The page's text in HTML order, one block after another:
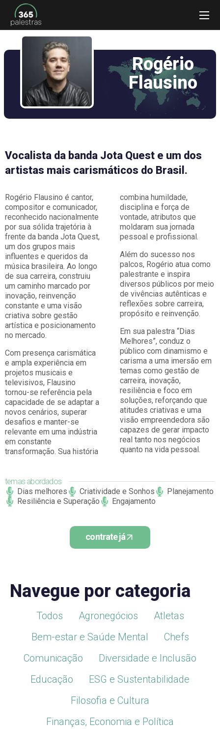
Rogério
Flausino
Vocalista da banda Jota Quest e um dos
artistas mais carismáticos do Brasil.
Rogério Flausino é cantor,
compositor e comunicador,
reconhecido nacionalmente
por sua sólida trajetória à
frente da banda Jota Quest,
um dos grupos mais
influentes e queridos da
música brasileira. Ao longo
de sua carreira, construiu
um caminho marcado por
inovação, reinvenção
constante e uma visão
criativa sobre gestão
artística e posicionamento
no mercado.
Com presença carismática
e ampla experiência em
projetos musicais e
televisivos, Flausino
tornou-se referência pela
capacidade de se adaptar a
novos cenários, superar
desafios e manter-se
relevante em uma indústria
em constante
transformação. Sua história
combina humildade,
disciplina e força de
vontade, atributos que
moldaram sua jornada
pessoal e profissional.
Além do sucesso nos
palcos, Rogério atua como
palestrante e inspira
diversos públicos por meio
de vivências autênticas e
reflexões sobre carreira,
propósito e reinvenção.
Em sua palestra “Dias
Melhores”, conduz o
público com dinamismo e
carisma a uma imersão em
temas como gestão de
carreira, inovação,
resiliência e foco em
soluções, reforçando que
atitudes criativas e uma
visão empreendedora são
capazes de gerar impacto
real tanto nos negócios
quanto na vida pessoal.
temas abordados
Dias melhores
Criatividade e Sonhos
Planejamento
Resiliência e Superação
Engajamento
contrate já
Navegue por categoria
Todos Agronegócios
Atletas
Bem-estar e Saúde Mental
Chefs
Comunicação
Diversidade e Inclusão
Educação
ESG e Sustentabilidade
Filosofia e Cultura
Finanças, Economia e Política